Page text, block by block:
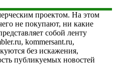
проектом. На этом
не покупают, ни какие
собой ленту
kommersant.ru,
без искажения,
публикуемых новостей